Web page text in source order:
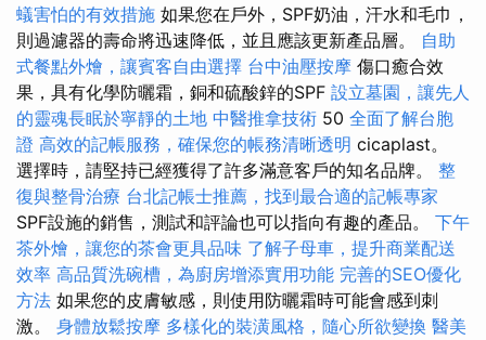
蟻害怕的有效措施 如果您在戶外，SPF奶油，汗水和毛巾，
則過濾器的壽命將迅速降低，並且應該更新產品層。 自助
式餐點外燴，讓賓客自由選擇 台中油壓按摩 傷口癒合效
果，具有化學防曬霜，銅和硫酸鋅的SPF 設立墓園，讓先人
的靈魂長眠於寧靜的土地 中醫推拿技術 50 全面了解台胞
證 高效的記帳服務，確保您的帳務清晰透明 cicaplast。
選擇時，請堅持已經獲得了許多滿意客戶的知名品牌。 整
復與整骨治療 台北記帳士推薦，找到最合適的記帳專家
SPF設施的銷售，測試和評論也可以指向有趣的產品。 下午
茶外燴，讓您的茶會更具品味 了解子母車，提升商業配送
效率 高品質洗碗槽，為廚房增添實用功能 完善的SEO優化
方法 如果您的皮膚敏感，則使用防曬霜時可能會感到刺
激。 身體放鬆按摩 多樣化的裝潢風格，隨心所欲變換 醫美